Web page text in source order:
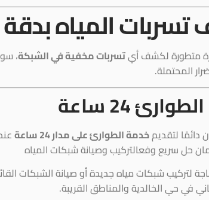
المياه بدقة
متطورة لكشف أيتسربات مخفية في الشبكة،
المحتملة.
24 ساعة
دائمًا لتقديمخدمة الطوارئ على مدار 24 ساعة
حل سريع وفعالتركيب وصيانة شبكات المياه
لتركيب شبكات مياه جديدة أو صيانة الشبكات
في حي الخالدية والمناطق القريبة.